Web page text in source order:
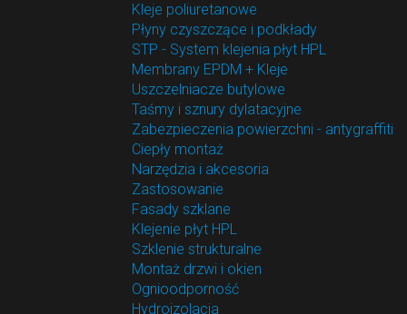
Kleje poliuretanowe
Płyny czyszczące i podkłady
STP - System klejenia płyt HPL
Membrany EPDM + Kleje
Uszczelniacze butylowe
Taśmy i sznury dylatacyjne
Zabezpieczenia powierzchni - antygraffiti
Ciepły montaż
Narzędzia i akcesoria
Zastosowanie
Fasady szklane
Klejenie płyt HPL
Szklenie strukturalne
Montaż drzwi i okien
Ognioodporność
Hydroizolacja